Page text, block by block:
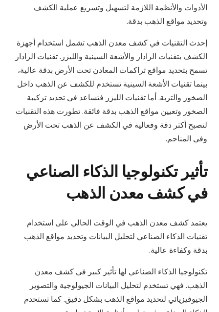
الأدوات والأنظمة اللازمة لتسهيل وتسريع عملية الكشف
وتحديد مواقع الذهب بدقة.
إحدث التقنيات في كشف معدن الذهب تشمل استخدام أجهزة
الكشف بتقنيات الرادار والأشعة السينية والليزر. تقنيات الرادار
تسمح بتحديد مواقع تراكمات المعادن تحت الأرض بدقة عالية،
بينما تقنيات الأشعة السينية تستخدم للكشف عن الذهب داخل
الصخور والتربة. أما تقنيات الليزر فتساعد في تحديد تركيبة
الصخور وتعيين مواقع الذهب بدقة فائقة. تطورت هذه التقنيات
لتصبح أكثر دقة وفعالية في الكشف عن الذهب تحت الأرض
وفي المناجم.
تأثير تكنولوجيا الذكاء الصناعي
في كشف معدن الذهب
يعتمد كشف معدن الذهب في الوقت الحالي على استخدام
تقنيات الذكاء الصناعي لتحليل البيانات وتحديد مواقع الذهب
بدقة وكفاءة عالية.
تكنولوجيا الذكاء الصناعي لها تأثير كبير في كشف معدن
الذهب. فهي تستخدم لتحليل البيانات الجيولوجية والتصوير
الجيوفيزيائي لتحديد مواقع الذهب بشكل دقيق. كما تستخدم